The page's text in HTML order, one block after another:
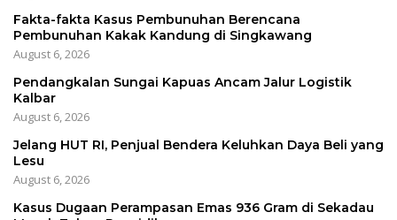
Fakta-fakta Kasus Pembunuhan Berencana
Pembunuhan Kakak Kandung di Singkawang
August 6, 2026
Pendangkalan Sungai Kapuas Ancam Jalur Logistik
Kalbar
August 6, 2026
Jelang HUT RI, Penjual Bendera Keluhkan Daya Beli yang
Lesu
August 6, 2026
Kasus Dugaan Perampasan Emas 936 Gram di Sekadau